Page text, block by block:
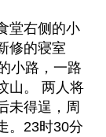
堂右侧的小
修的寝室
小路，一路
山。 两人将
未得逞，周
。23时30分